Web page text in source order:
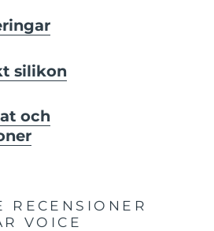
silikon
och
RECENSIONER
VOICE